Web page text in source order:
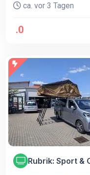
ca. vor 3 Tagen
.0
Rubrik: Sport &